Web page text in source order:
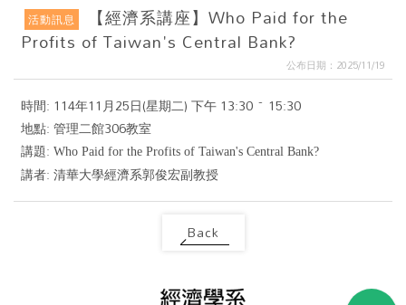
活動訊息 【經濟系講座】Who Paid for the
Profits of Taiwan's Central Bank?
公布日期：2025/11/19
時間: 114年11月25日(星期二) 下午 13:30 ~ 15:30
地點: 管理二館306教室
講題: Who Paid for the Profits of Taiwan's Central Bank?
講者: 清華大學經濟系郭俊宏副教授
Back